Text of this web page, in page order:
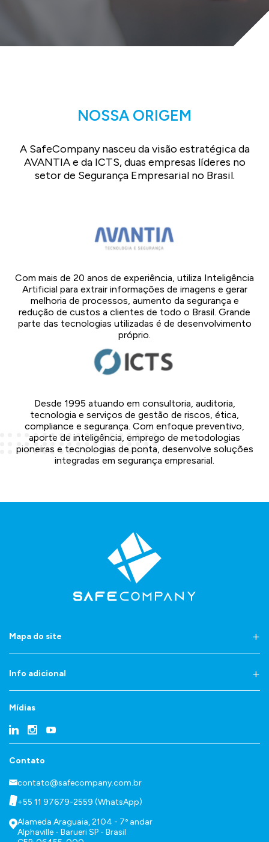
NOSSA ORIGEM
A SafeCompany nasceu da visão estratégica da
AVANTIA e da ICTS, duas empresas líderes no
setor de Segurança Empresarial no Brasil.
Com mais de 20 anos de experiência, utiliza Inteligência
Artificial para extrair informações de imagens e gerar
melhoria de processos, aumento da segurança e
redução de custos a clientes de todo o Brasil. Grande
parte das tecnologias utilizadas é de desenvolvimento
próprio.
Desde 1995 atuando em consultoria, auditoria,
tecnologia e serviços de gestão de riscos, ética,
compliance e segurança. Com enfoque preventivo,
aporte de inteligência, emprego de metodologias
pioneiras e tecnologias de ponta, desenvolve soluções
integradas em segurança empresarial.
Mapa do site
Info adicional
Mídias
Contato
contato@safecompany.com.br
+55 11 97679-2559 (WhatsApp)
Alameda Araguaia, 2104 - 7º andar
Alphaville - Barueri SP - Brasil